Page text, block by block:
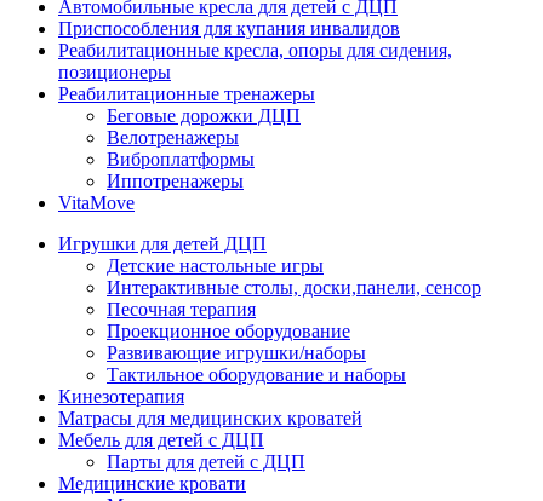
Автомобильные кресла для детей с ДЦП
Приспособления для купания инвалидов
Реабилитационные кресла, опоры для сидения,
позиционеры
Реабилитационные тренажеры
Беговые дорожки ДЦП
Велотренажеры
Виброплатформы
Иппотренажеры
VitaMove
Игрушки для детей ДЦП
Детские настольные игры
Интерактивные столы, доски,панели, сенсор
Песочная терапия
Проекционное оборудование
Развивающие игрушки/наборы
Тактильное оборудование и наборы
Кинезотерапия
Матрасы для медицинских кроватей
Мебель для детей с ДЦП
Парты для детей с ДЦП
Медицинские кровати